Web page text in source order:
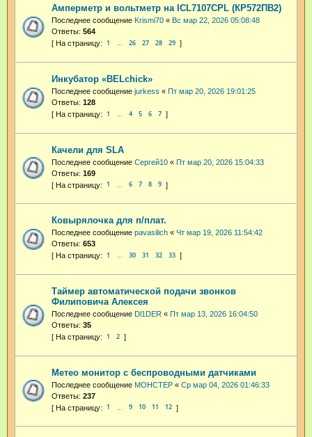
Амперметр и вольтметр на ICL7107CPL (КР572ПВ2)
Последнее сообщение Krismi70 « Вс мар 22, 2026 05:08:48
Ответы: 564
1 … 26 27 28 29
Инкубатор «BELchick»
Последнее сообщение jurkess « Пт мар 20, 2026 19:01:25
Ответы: 128
1 … 4 5 6 7
Качели для SLA
Последнее сообщение Cepгeй10 « Пт мар 20, 2026 15:04:33
Ответы: 169
1 6 7 8 9
Ковырялочка для п/плат.
Последнее сообщение pavasilich « Чт мар 19, 2026 11:54:42
Ответы: 653
1 … 30 31 32 33
Таймер автоматической подачи звонков
Филиповича Алексея
Последнее сообщение Dl1DER « Пт мар 13, 2026 16:04:50
Ответы: 35
1 2
Метео монитор с беспроводными датчиками
Последнее сообщение MOHCTEP « Ср мар 04, 2026 01:46:33
Ответы: 237
1 9 10 11 12